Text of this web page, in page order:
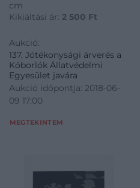
cm
Kikiáltási ár: 2 500 Ft
Aukció:
137. Jótékonysági árverés a
Kóborlók Állatvédelmi
Egyesület javára
Aukció időpontja: 2018-06-
09 17:00
MEGTEKINTEM